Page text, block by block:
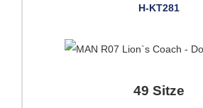
H-KT281
49 Sitze